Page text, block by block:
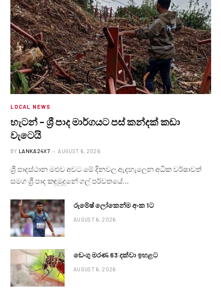
LOCAL NEWS
හැටන් – ශ්‍රී පාද මාර්ගයට පස් කන්දක් කඩා
වැටෙයි
BY LANKA24X7 AUGUST 6, 2026
ශ්‍රී පාදස්ථාන මළුව අවට මේ දිනවල ඇදහැලෙන අධික වර්ෂාවත්
සමග ශ්‍රී පාද කඳුමුදුනේ ගල් පර්වතයේ…
රුමේෂ් ලෝකෙන්ම අංක 1ට
AUGUST 6, 2026
ඩෙංගු මරණ 63 දක්වා ඉහළට
AUGUST 6, 2026